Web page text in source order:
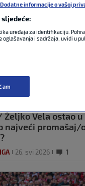
Željko Vela ostao
najveći promašaj/
26. svi 2026 1
Dodatne informacije o vašoj
uređaja za identifikaciju.
i sadržaja, uvidi u